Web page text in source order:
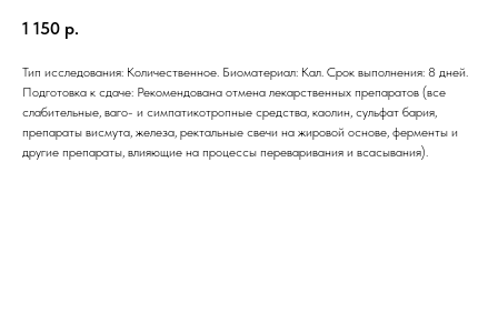
1 150 р.
Тип исследования: Количественное. Биоматериал: Кал. Срок выполнения: 8 дней.
Подготовка к сдаче: Рекомендована отмена лекарственных препаратов (все
слабительные, ваго- и симпатикотропные средства, каолин, сульфат бария,
препараты висмута, железа, ректальные свечи на жировой основе, ферменты и
другие препараты, влияющие на процессы переваривания и всасывания).